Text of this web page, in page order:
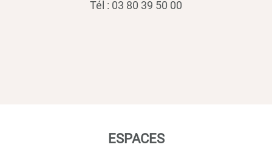
Tél : 03 80 39 50 00
ESPACES